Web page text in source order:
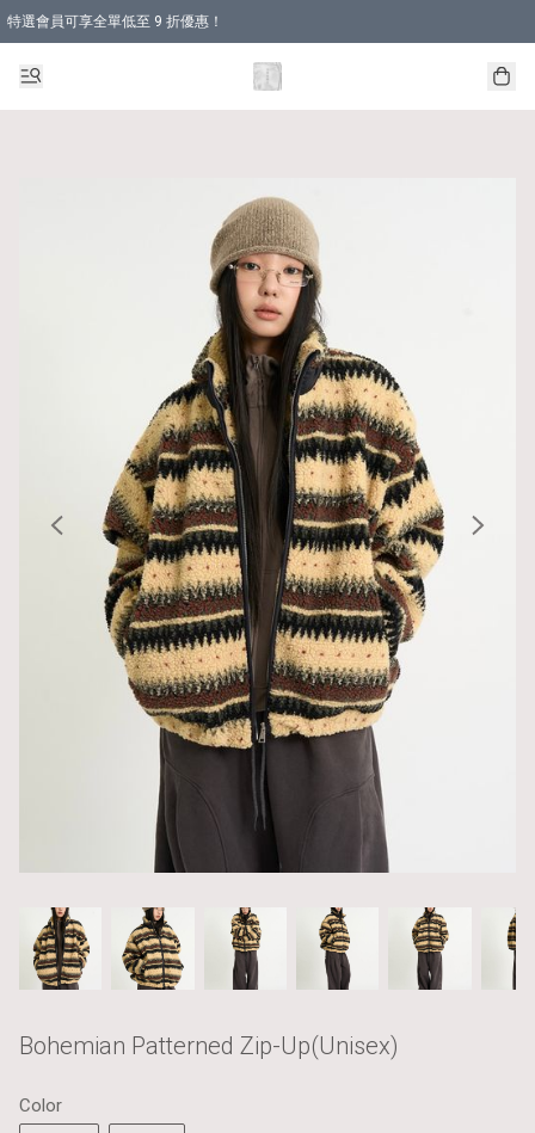
特選會員可享全單低至 9 折優惠！
Bohemian Patterned Zip-Up(Unisex)
Color